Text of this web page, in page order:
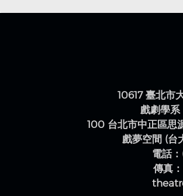
10617 臺北市
戲劇學
100 台北市中正區思
戲夢空間 (台